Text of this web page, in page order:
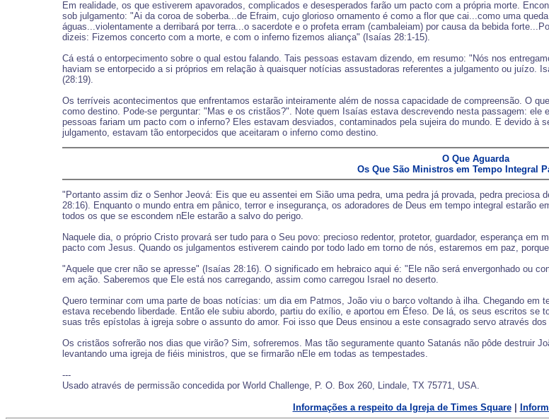
Em realidade, os que estiverem apavorados, complicados e desesperados farão um pacto com a própria morte.
sob julgamento: "Ai da coroa de soberba...de Efraim, cujo glorioso ornamento é como a flor que cai...como uma
águas...violentamente a derribará por terra...o sacerdote e o profeta erram (cambaleiam) por causa da bebida
dizeis: Fizemos concerto com a morte, e com o inferno fizemos aliança" (Isaías 28:1-15).
Cá está o entorpecimento sobre o qual estou falando. Tais pessoas estavam dizendo, em resumo: "Nós nos
haviam se entorpecido a si próprios em relação à quaisquer notícias assustadoras referentes a julgamento ou juízo.
(28:19).
Os terríveis acontecimentos que enfrentamos estarão inteiramente além de nossa capacidade de compreensão. O
como destino. Pode-se perguntar: "Mas e os cristãos?". Note quem Isaías estava descrevendo nesta passagem:
pessoas fariam um pacto com o inferno? Eles estavam desviados, contaminados pela sujeira do mundo. E devido à
julgamento, estavam tão entorpecidos que aceitaram o inferno como destino.
O Que Aguarda
Os Que São Ministros em Tempo Integral
"Portanto assim diz o Senhor Jeová: Eis que eu assentei em Sião uma pedra, uma pedra já provada, pedra
28:16). Enquanto o mundo entra em pânico, terror e insegurança, os adoradores de Deus em tempo integral estarão
todos os que se escondem nEle estarão a salvo do perigo.
Naquele dia, o próprio Cristo provará ser tudo para o Seu povo: precioso redentor, protetor, guardador, esperança
pacto com Jesus. Quando os julgamentos estiverem caindo por todo lado em torno de nós, estaremos em paz,
"Aquele que crer não se apresse" (Isaías 28:16). O significado em hebraico aqui é: "Ele não será envergonhado ou
em ação. Saberemos que Ele está nos carregando, assim como carregou Israel no deserto.
Quero terminar com uma parte de boas notícias: um dia em Patmos, João viu o barco voltando à ilha. Chegando em
estava recebendo liberdade. Então ele subiu abordo, partiu do exílio, e aportou em Éfeso. De lá, os seus escritos se
suas três epístolas à igreja sobre o assunto do amor. Foi isso que Deus ensinou a este consagrado servo através
Os cristãos sofrerão nos dias que virão? Sim, sofreremos. Mas tão seguramente quanto Satanás não pôde destruir
levantando uma igreja de fiéis ministros, que se firmarão nEle em todas as tempestades.
---
Usado através de permissão concedida por World Challenge, P. O. Box 260, Lindale, TX 75771, USA.
Informações a respeito da Igreja de Times Square|